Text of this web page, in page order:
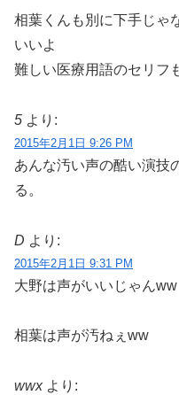
相葉くんも別に下手じゃ
いいよ
難しい医療用語のセリフ
5 より:
2015年2月1日 9:26 PM
あんな汚い声の酷い演技
る。
D より:
2015年2月1日 9:31 PM
大野は声がいいじゃんww
相葉は声が汚ねぇww
wwx より: